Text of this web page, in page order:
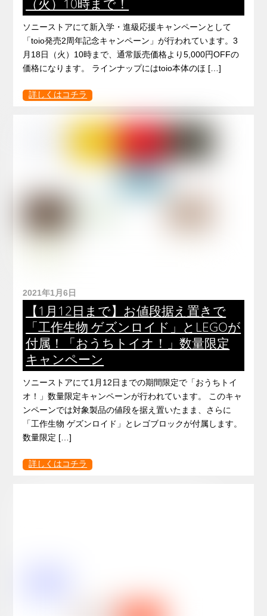
（火）10時まで！
ソニーストアにて新入学・進級応援キャンペーンとして
「toio発売2周年記念キャンペーン」が行われています。3
月18日（火）10時まで、通常販売価格より5,000円OFFの
価格になります。 ラインナップにはtoio本体のほ […]
詳しくはコチラ
2021年1月6日
【1月12日まで】お値段据え置きで
「工作生物 ゲズンロイド」とLEGOが
付属！「おうちトイオ！」数量限定
キャンペーン
ソニーストアにて1月12日までの期間限定で「おうちトイ
オ！」数量限定キャンペーンが行われています。 このキャ
ンペーンでは対象製品の値段を据え置いたまま、さらに
「工作生物 ゲズンロイド」とレゴブロックが付属します。
数量限定 […]
詳しくはコチラ